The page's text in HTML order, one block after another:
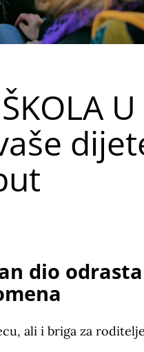
U
dio
ali i briga za